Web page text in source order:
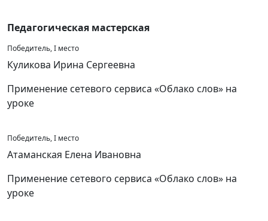
Педагогическая мастерская
Победитель, I место
Куликова Ирина Сергеевна
Применение сетевого сервиса «Облако слов» на
уроке
Победитель, I место
Атаманская Елена Ивановна
Применение сетевого сервиса «Облако слов» на
уроке